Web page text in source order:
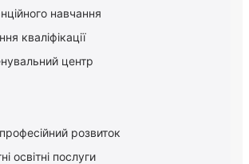
навчання
кваліфікації
центр
розвиток
освітні послуги